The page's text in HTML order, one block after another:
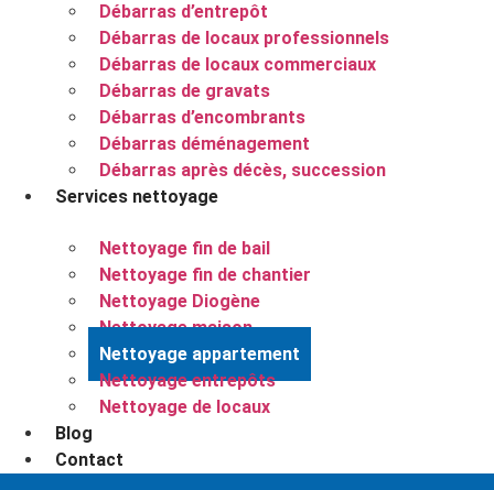
Débarras d’entrepôt
Débarras de locaux professionnels
Débarras de locaux commerciaux
Débarras de gravats
Débarras d’encombrants
Débarras déménagement
Débarras après décès, succession
Services nettoyage
Nettoyage fin de bail
Nettoyage fin de chantier
Nettoyage Diogène
Nettoyage maison
Nettoyage appartement
Nettoyage entrepôts
Nettoyage de locaux
Blog
Contact